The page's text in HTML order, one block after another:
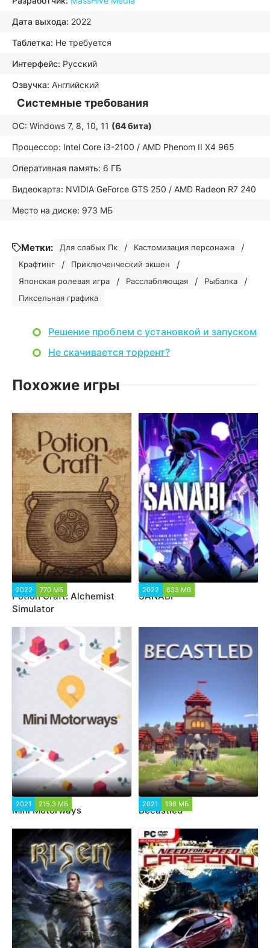
Дата выхода: 2022
Таблетка: Не требуется
Интерфейс: Русский
Озвучка: Английский
Системные требования
ОС: Windows 7, 8, 10, 11 (64 бита)
Процессор: Intel Core i3-2100 / AMD Phenom II X4 965
Оперативная память: 6 ГБ
Видеокарта: NVIDIA GeForce GTS 250 / AMD Radeon R7 240
Место на диске: 973 МБ
Метки: Для слабых Пк / Кастомизация персонажа /
Крафтинг / Приключенческий экшен /
Японская ролевая игра / Расслабляющая / Рыбалка /
Пиксельная графика
Решение проблем с установкой и запуском
Не скачивается торрент?
Похожие игры
2022 770 МБ
Potion Craft: Alchemist
Simulator
2022 633 MB
SANABI
2021 215.3 МБ
Mini Motorways
2021 198 МБ
Becastled